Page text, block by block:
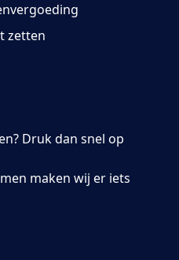
zetten
Druk dan snel op
maken wij er iets